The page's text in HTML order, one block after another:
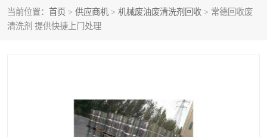
当前位置： 首页 > 供应商机 > 机械废油废清洗剂回收 > 常德回收废
清洗剂 提供快捷上门处理
碳氢二氯回收 回收废三四氯乙烯
回收废清洗剂 上门回收废清洗剂